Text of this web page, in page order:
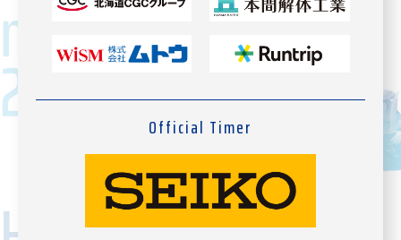
Official Timer